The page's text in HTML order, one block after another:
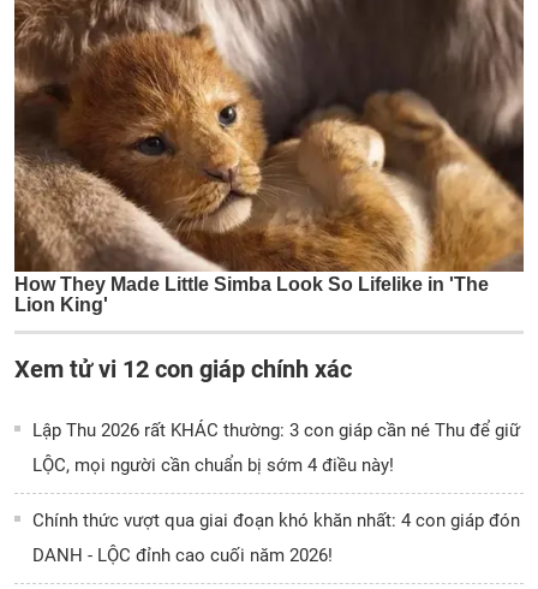
Xem tử vi 12 con giáp chính xác
Lập Thu 2026 rất KHÁC thường: 3 con giáp cần né Thu để giữ
LỘC, mọi người cần chuẩn bị sớm 4 điều này!
Chính thức vượt qua giai đoạn khó khăn nhất: 4 con giáp đón
DANH - LỘC đỉnh cao cuối năm 2026!